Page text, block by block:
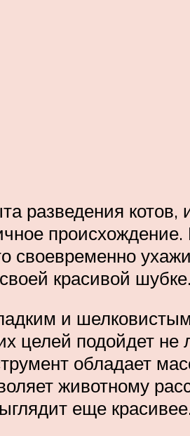
разведения котов,
своевременно
красивой шубке.
и
целей подойдет
обладает
животному
еще